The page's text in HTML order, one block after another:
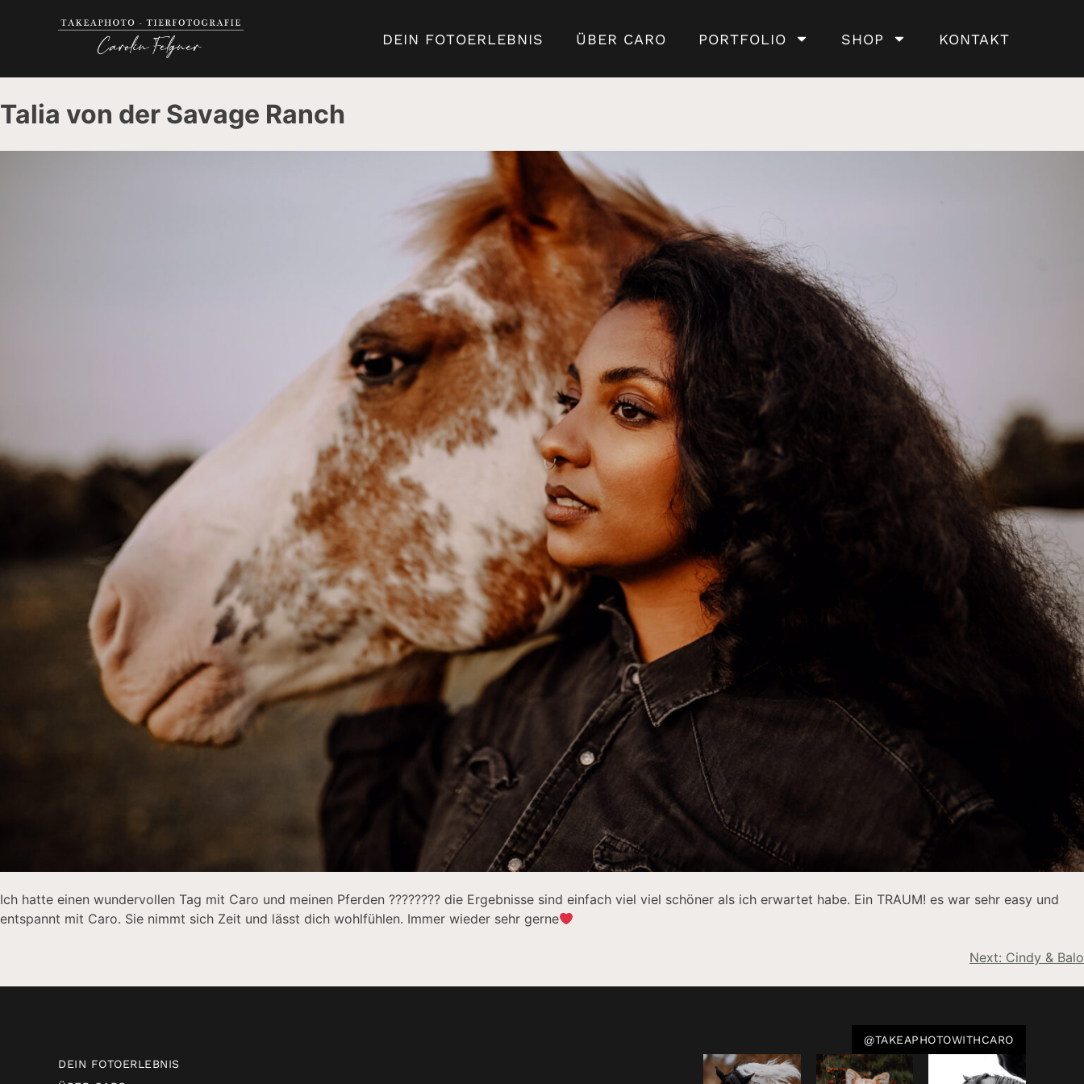
DEIN FOTOERLEBNIS ÜBER CARO PORTFOLIO SHOP KONTAKT
Talia von der Savage Ranch
Ich hatte einen wundervollen Tag mit Caro und meinen Pferden ???????? die Ergebnisse sind einfach viel viel schöner als ich erwartet habe. Ein TRAUM! es war sehr easy und
entspannt mit Caro. Sie nimmt sich Zeit und lässt dich wohlfühlen. Immer wieder sehr gerne
Next: Cindy & Balo
DEIN FOTOERLEBNIS
@TAKEAPHOTOWITHCARO